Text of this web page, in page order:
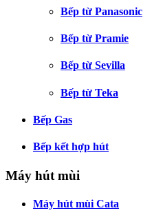
Bếp từ Panasonic
Bếp từ Pramie
Bếp từ Sevilla
Bếp từ Teka
Bếp Gas
Bếp kết hợp hút
Máy hút mùi
Máy hút mùi Cata